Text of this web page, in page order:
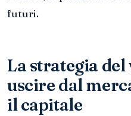
futuri.
La strategia
uscire dal
il capitale